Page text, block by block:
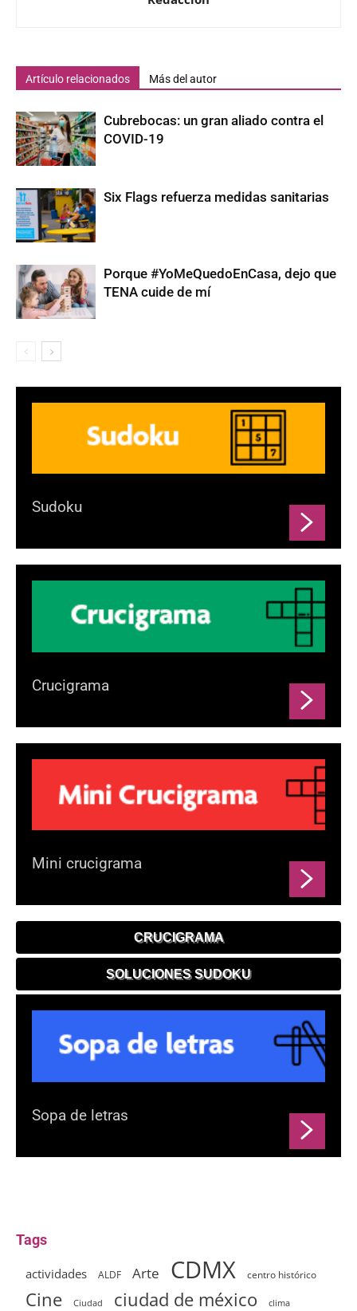
Artículo relacionados Más del autor
Cubrebocas: un gran aliado contra el
COVID-19
Six Flags refuerza medidas sanitarias
Porque #YoMeQuedoEnCasa, dejo que
TENA cuide de mí
Sudoku
Crucigrama
Mini crucigrama
CRUCIGRAMA
SOLUCIONES SUDOKU
Sopa de letras
Tags
actividades ALDF Arte CDMX centro histórico
Cine Ciudad ciudad de méxico clima